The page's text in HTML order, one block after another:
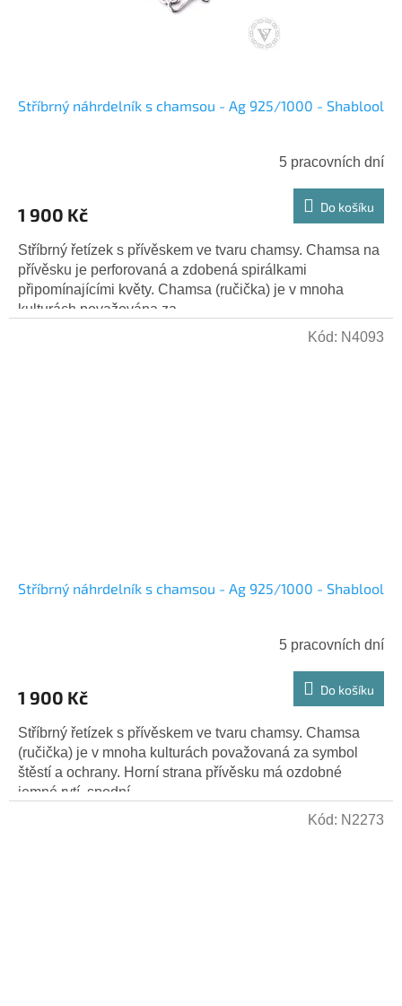
Stříbrný náhrdelník s chamsou - Ag 925/1000 - Shablool
5 pracovních dní
1 900 Kč Do košíku
Stříbrný řetízek s přívěskem ve tvaru chamsy. Chamsa na
přívěsku je perforovaná a zdobená spirálkami
připomínajícími květy. Chamsa (ručička) je v mnoha
kulturách považována za...
Stříbrný náhrdelník s chamsou - Ag 925/1000 - Shablool
5 pracovních dní
1 900 Kč Do košíku
Stříbrný řetízek s přívěskem ve tvaru chamsy. Chamsa
(ručička) je v mnoha kulturách považovaná za symbol
štěstí a ochrany. Horní strana přívěsku má ozdobné
jemné rytí, spodní...
Kód: N4093
Kód: N2273